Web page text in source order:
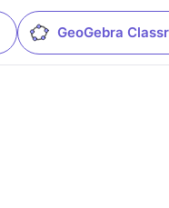
GeoGebra